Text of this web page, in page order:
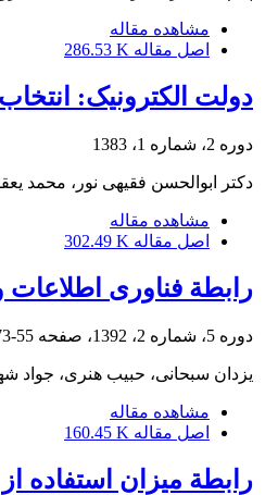
مشاهده مقاله
اصل مقاله 286.53 K
دولت الکترونیک: انتخاب
دوره 2، شماره 1، 1383
دکتر ابوالحسن فقیهى نور، محمد
مشاهده مقاله
اصل مقاله 302.49 K
رابطة فناوری
دوره 5، شماره 2، 1392، صفحه 55-73
یزدان سبحانی، حبیب هنری، جواد
مشاهده مقاله
اصل مقاله 160.45 K
رابطة میزان استفاده